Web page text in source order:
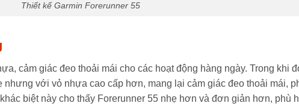
Thiết kế Garmin Forerunner 55
cảm giác đeo thoải mái cho các hoạt động hàng ngày. Trong khi
nhưng với vỏ nhựa cao cấp hơn, mang lại cảm giác đeo thoải mái,
biệt này cho thấy Forerunner 55 nhẹ hơn và đơn giản hơn, phù